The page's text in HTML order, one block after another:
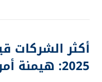
أكثر الشركات
2025: هيمنة أمريكية مستمرة